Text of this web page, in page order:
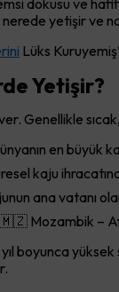
dokusu ve
yetişir ve
Lüks
Yetişir?
Genellikle
en büyük
kaju
ana vatanı
Mozambik –
boyunca